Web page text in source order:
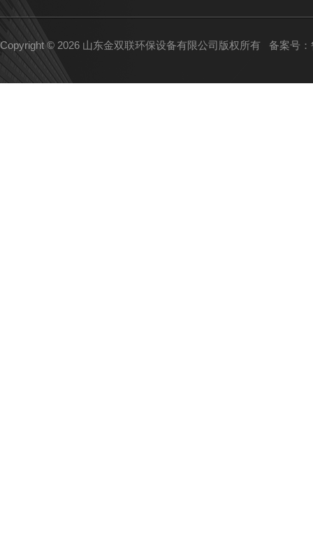
Copyright © 2026 山东金双联环保设备有限公司版权所有 备案号